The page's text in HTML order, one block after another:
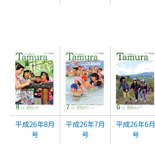
平成26年8月
号
平成26年7月
号
平成26年6月
号